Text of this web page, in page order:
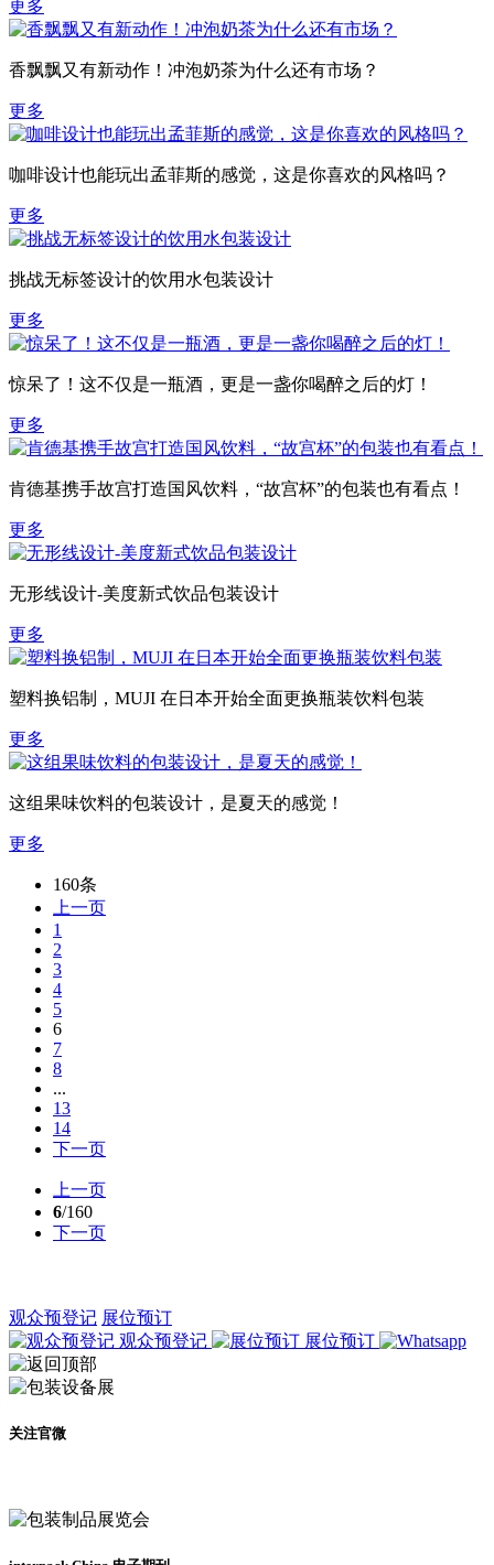
更多
香飘飘又有新动作！冲泡奶茶为什么还有市场？
更多
咖啡设计也能玩出孟菲斯的感觉，这是你喜欢的风格吗？
更多
挑战无标签设计的饮用水包装设计
更多
惊呆了！这不仅是一瓶酒，更是一盏你喝醉之后的灯！
更多
肯德基携手故宫打造国风饮料，“故宫杯”的包装也有看点！
更多
无形线设计-美度新式饮品包装设计
更多
塑料换铝制，MUJI 在日本开始全面更换瓶装饮料包装
更多
这组果味饮料的包装设计，是夏天的感觉！
更多
160条
上一页
1
2
3
4
5
6
7
8
...
13
14
下一页
上一页
6/160
下一页
观众预登记 展位预订
观众预登记
展位预订
关注官微